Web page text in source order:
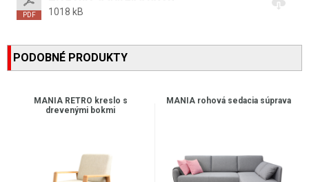
1018 kB
PODOBNÉ PRODUKTY
MANIA RETRO kreslo s
drevenými bokmi
MANIA rohová sedacia súprava